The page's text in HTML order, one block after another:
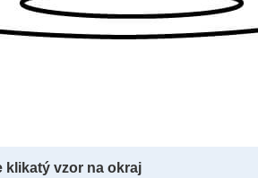
klikatý vzor na okraj